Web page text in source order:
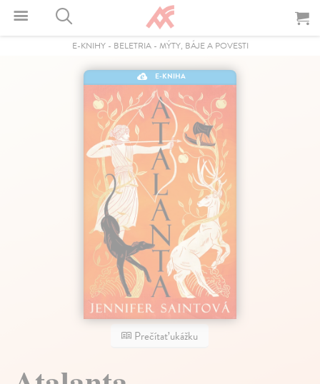
E-KNIHY- BELETRIA- MÝTY, BÁJE A POVESTI
E-KNIHA
Prečítať ukážku